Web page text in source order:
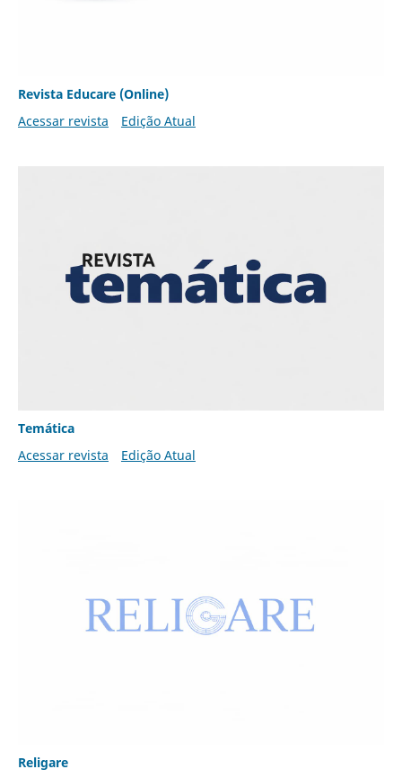
Revista Educare (Online)
Acessar revista
Edição Atual
Temática
Acessar revista
Edição Atual
Religare